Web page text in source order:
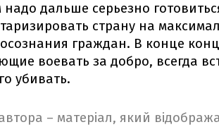
дальше серьезно
страну на
граждан. В конце
воевать за добро, всегда
убивать.
– матеріал, який